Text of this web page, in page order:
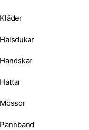
Kläder
Halsdukar
Handskar
Hattar
Mössor
Pannband